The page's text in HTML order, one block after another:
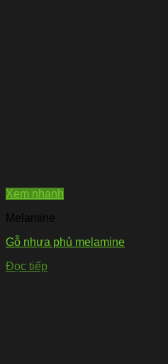
Xem nhanh
Melamine
Gỗ nhựa phủ melamine
Đọc tiếp